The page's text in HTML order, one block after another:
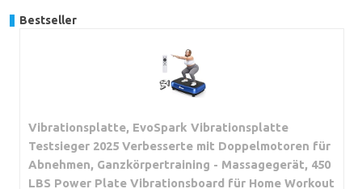
Bestseller
Vibrationsplatte, EvoSpark Vibrationsplatte
Testsieger 2025 Verbesserte mit Doppelmotoren für
Abnehmen, Ganzkörpertraining - Massagegerät, 450
LBS Power Plate Vibrationsboard für Home Workout